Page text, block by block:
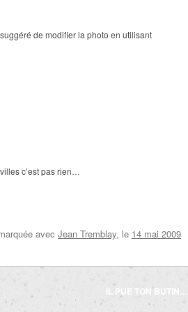
de modifier la photo en utilisant
c’est pas rien…
avec Jean Tremblay, le 14 mai 2009
IL PUE TON BUTIN…